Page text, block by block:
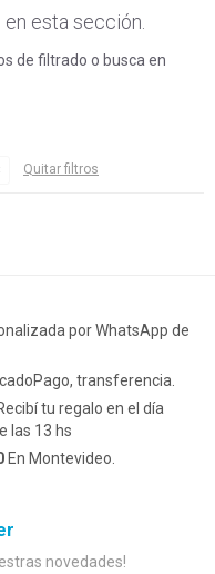
esta sección.
de filtrado o busca en
Quitar filtros
por WhatsApp de
transferencia.
tu regalo en el día
las 13 hs
En Montevideo.
novedades!